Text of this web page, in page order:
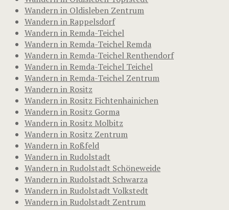
Wandern in Oldisleben Zentrum
Wandern in Rappelsdorf
Wandern in Remda-Teichel
Wandern in Remda-Teichel Remda
Wandern in Remda-Teichel Renthendorf
Wandern in Remda-Teichel Teichel
Wandern in Remda-Teichel Zentrum
Wandern in Rositz
Wandern in Rositz Fichtenhainichen
Wandern in Rositz Gorma
Wandern in Rositz Molbitz
Wandern in Rositz Zentrum
Wandern in Roßfeld
Wandern in Rudolstadt
Wandern in Rudolstadt Schöneweide
Wandern in Rudolstadt Schwarza
Wandern in Rudolstadt Volkstedt
Wandern in Rudolstadt Zentrum